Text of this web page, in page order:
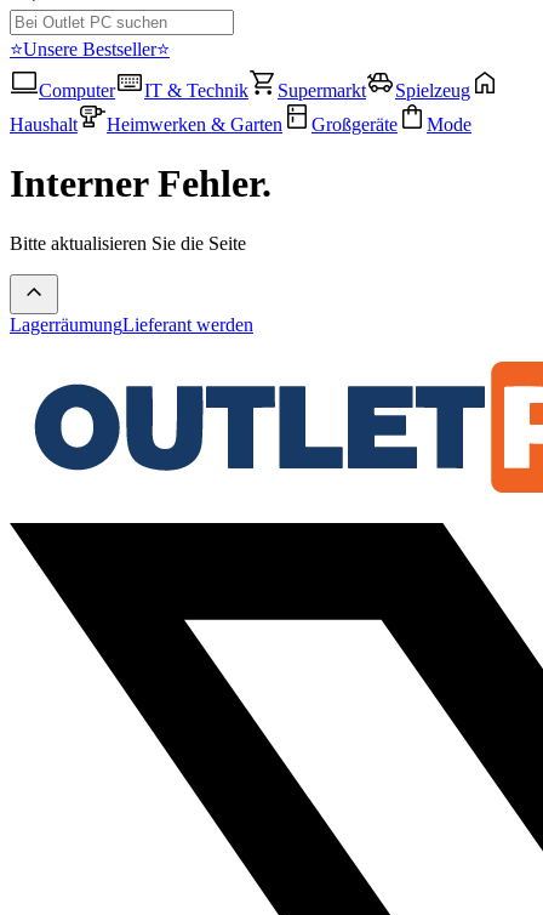
⭐Unsere Bestseller⭐
Computer
IT & Technik Supermarkt
Spielzeug
Haushalt
Heimwerken & Garten Großgeräte Mode
Interner Fehler.
Bitte aktualisieren Sie die Seite
LagerräumungLieferant werden